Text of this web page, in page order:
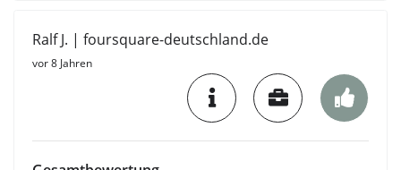
Ralf J. | foursquare-deutschland.de
vor 8 Jahren